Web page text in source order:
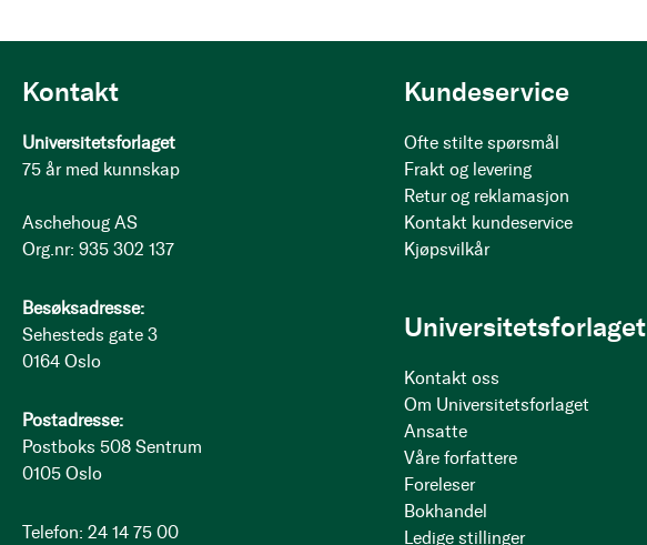
Kontakt
Universitetsforlaget
75 år med kunnskap
Aschehoug AS
Org.nr: 935 302 137
Besøksadresse:
Sehesteds gate 3
0164 Oslo
Postadresse:
Postboks 508 Sentrum
0105 Oslo
Telefon: 24 14 75 00
Kundeservice
Ofte stilte spørsmål
Frakt og levering
Retur og reklamasjon
Kontakt kundeservice
Kjøpsvilkår
Universitetsforlaget
Kontakt oss
Om Universitetsforlaget
Ansatte
Våre forfattere
Foreleser
Bokhandel
Ledige stillinger